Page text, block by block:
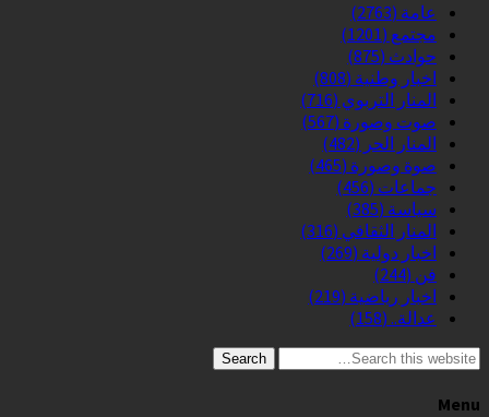
عامة (2763)
مجتمع (1201)
حوادث (875)
اخبار وطنية (808)
المنار التربوي (716)
صوت وصورة (567)
المنار الحر (482)
صوة وصورة (465)
جماعات (456)
سياسة (385)
المنار الثقافي (316)
اخبار دولية (269)
فن (244)
اخبار رياضية (219)
عدالة.. (158)
Search
Menu